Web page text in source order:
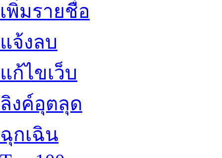
เพิ่มรายชื่อ
แจ้งลบ
แก้ไขเว็บ
ลิงค์อุตลุด
ฉุกเฉิน